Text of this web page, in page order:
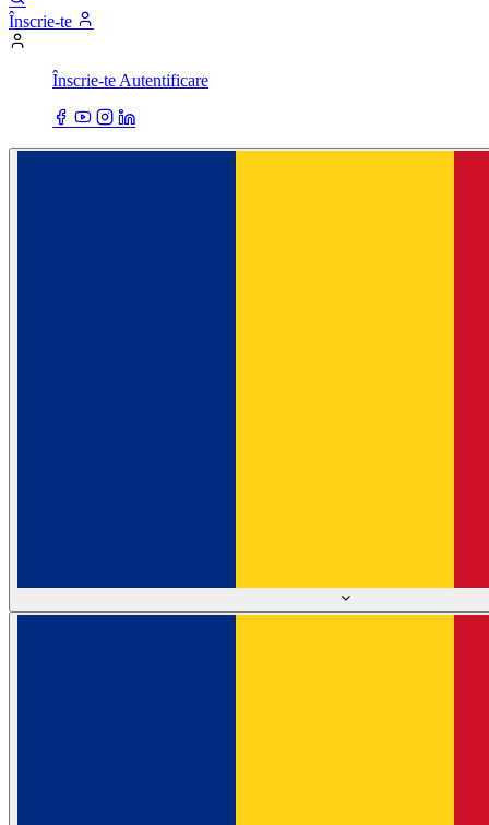
Înscrie-te
Înscrie-te Autentificare